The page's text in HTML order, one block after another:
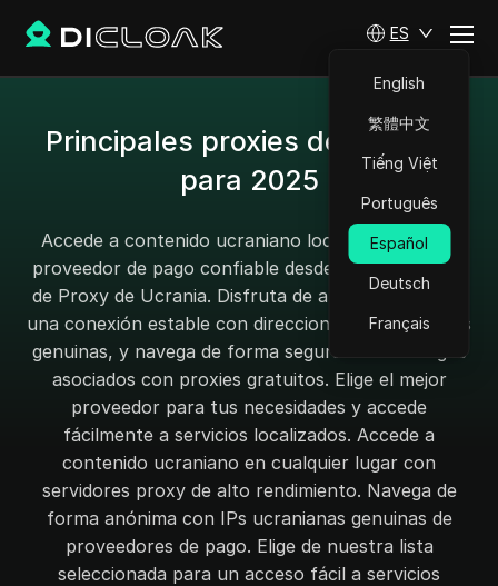
ES
English
繁體中文
Tiếng Việt
Português
Español
Deutsch
Français
Principales proxies de Ucrania
para 2025
Accede a contenido ucraniano localizado con un
proveedor de pago confiable desde nuestra página
de Proxy de Ucrania. Disfruta de alta anonimidad y
una conexión estable con direcciones IP ucranianas
genuinas, y navega de forma segura sin los riesgos
asociados con proxies gratuitos. Elige el mejor
proveedor para tus necesidades y accede
fácilmente a servicios localizados. Accede a
contenido ucraniano en cualquier lugar con
servidores proxy de alto rendimiento. Navega de
forma anónima con IPs ucranianas genuinas de
proveedores de pago. Elige de nuestra lista
seleccionada para un acceso fácil a servicios